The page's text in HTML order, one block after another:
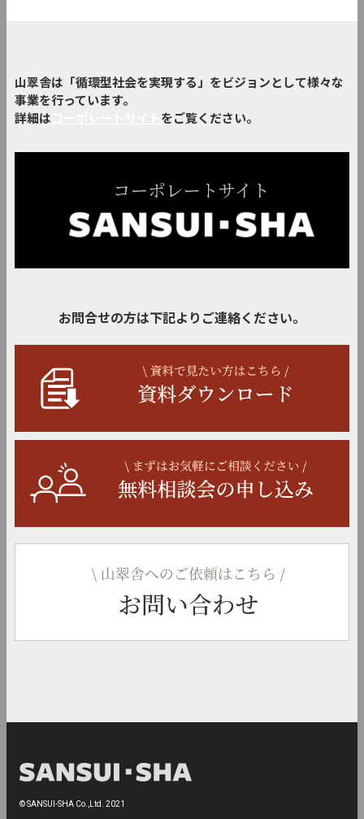
山翠舎は「循環型社会を実現する」をビジョンとして様々な
事業を行っています。
詳細は
をご覧ください。
お問合せの方は下記よりご連絡ください。
© SANSUI-SHA Co.,Ltd. 2021